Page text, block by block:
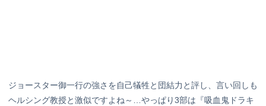
ジョースター御一行の強さを自己犠牲と団結力と評し、言い回しも
ヘルシング教授と激似ですよね～…やっぱり3部は『吸血鬼ドラキ